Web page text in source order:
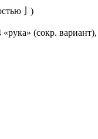
亅)
(сокр.